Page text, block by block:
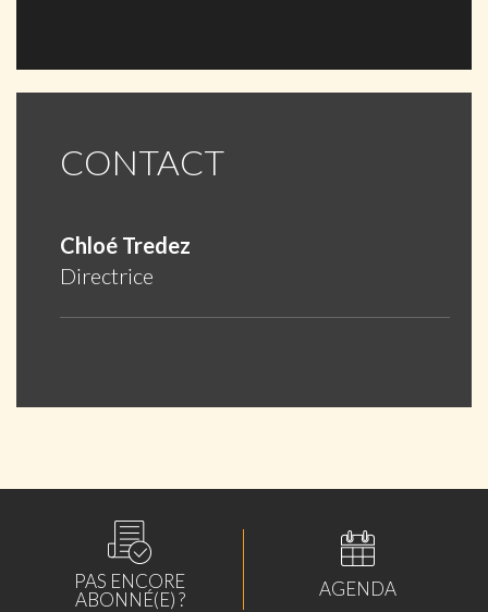
CONTACT
Chloé Tredez
Directrice
PAS ENCORE
ABONNÉ(E) ?
AGENDA